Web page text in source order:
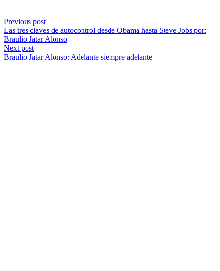
Previous post
Las tres claves de autocontrol desde Obama hasta Steve Jobs por:
Braulio Jatar Alonso
Next post
Braulio Jatar Alonso: Adelante siempre adelante